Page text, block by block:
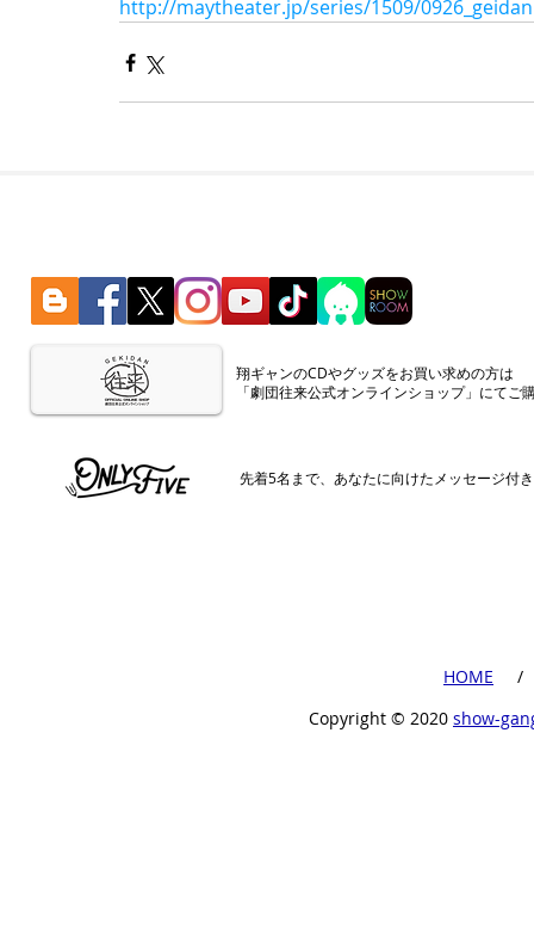
http://maytheater.jp/series/1509/
​翔ギャンのCDやグッズをお買い求めの方は
「劇団往来公式オンラインショップ」にてご
先着5名まで、あなたに向けたメッセージ付
​HOME
​ /
Copyright ©︎ 2020 show-